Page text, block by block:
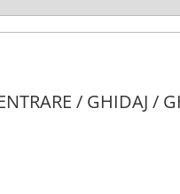
/ GHIDAJ /